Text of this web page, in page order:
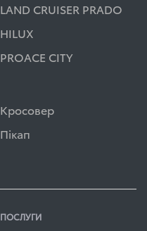
LAND CRUISER PRADO
HILUX
PROACE CITY
Кросовер
Пікап
ПОСЛУГИ